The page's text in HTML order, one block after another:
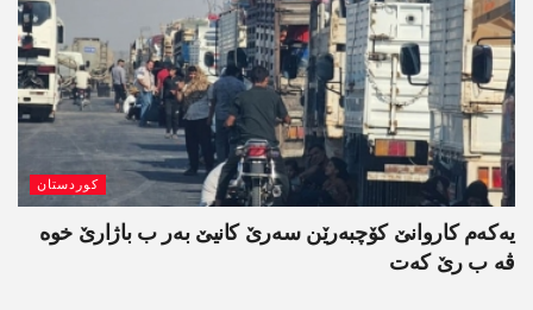
کوردستان
یەکەم کاروانێ کۆچبەرێن سەرێ کانیێ بەر ب باژارێ خوە
ڤە ب رێ کەت